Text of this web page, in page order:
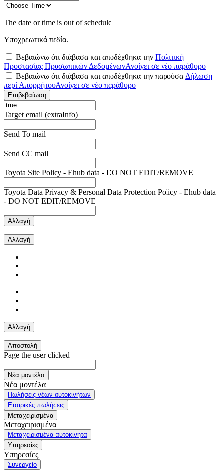
The date or time is out of schedule
Υποχρεωτικά πεδία.
Βεβαιώνω ότι διάβασα και αποδέχθηκα την Πολιτική
Προστασίας Προσωπικών ΔεδομένωνΑνοίγει σε νέο παράθυρο
Βεβαιώνω ότι διάβασα και αποδέχθηκα την παρούσα Δήλωση
περί ΑπορρήτουΑνοίγει σε νέο παράθυρο
Επιβεβαίωση
Target email (extraInfo)
Send To mail
Send CC mail
Toyota Site Policy - Ehub data - DO NOT EDIT/REMOVE
Toyota Data Privacy & Personal Data Protection Policy - Ehub data
- DO NOT EDIT/REMOVE
Αλλαγή
Αλλαγή
Αλλαγή
Αποστολή
Page the user clicked
Νέα μοντέλα
Νέα μοντέλα
Πωλήσεις νέων αυτοκινήτων
Εταιρικές πωλήσεις
Μεταχειρισμένα
Μεταχειρισμένα
Μεταχειρισμένα αυτοκίνητα
Υπηρεσίες
Υπηρεσίες
Συνεργείο